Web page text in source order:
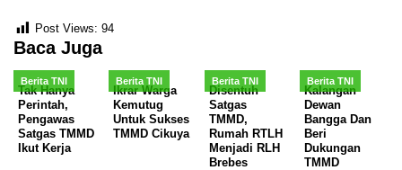
Post Views: 94
Baca Juga
Berita TNI
Tak Hanya
Perintah,
Pengawas
Satgas TMMD
Ikut Kerja
Berita TNI
Ikrar Warga
Kemutug
Untuk Sukses
TMMD Cikuya
Berita TNI
Disentuh
Satgas
TMMD,
Rumah RTLH
Menjadi RLH
Brebes
Berita TNI
Kalangan
Dewan
Bangga Dan
Beri
Dukungan
TMMD